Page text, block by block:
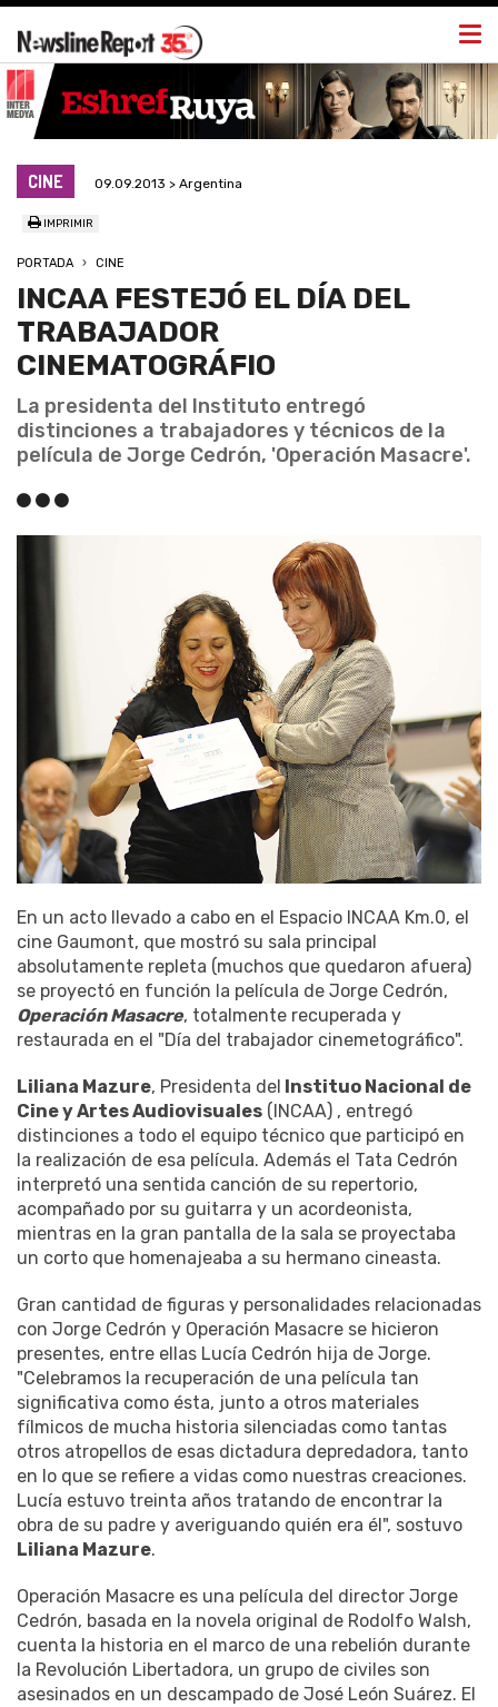
CINE 09.09.2013 > Argentina
IMPRIMIR
PORTADA CINE
INCAA FESTEJÓ EL DÍA DEL
TRABAJADOR
CINEMATOGRÁFIO
La presidenta del Instituto entregó
distinciones a trabajadores y técnicos de la
película de Jorge Cedrón, 'Operación Masacre'.
En un acto llevado a cabo en el Espacio INCAA Km.0, el
cine Gaumont, que mostró su sala principal
absolutamente repleta (muchos que quedaron afuera)
se proyectó en función la película de Jorge Cedrón,
Operación Masacre, totalmente recuperada y
restaurada en el "Día del trabajador cinemetográfico".
Liliana Mazure, Presidenta del Instituo Nacional de
Cine y Artes Audiovisuales (INCAA) , entregó
distinciones a todo el equipo técnico que participó en
la realización de esa película. Además el Tata Cedrón
interpretó una sentida canción de su repertorio,
acompañado por su guitarra y un acordeonista,
mientras en la gran pantalla de la sala se proyectaba
un corto que homenajeaba a su hermano cineasta.
Gran cantidad de figuras y personalidades relacionadas
con Jorge Cedrón y Operación Masacre se hicieron
presentes, entre ellas Lucía Cedrón hija de Jorge.
"Celebramos la recuperación de una película tan
significativa como ésta, junto a otros materiales
fílmicos de mucha historia silenciadas como tantas
otros atropellos de esas dictadura depredadora, tanto
en lo que se refiere a vidas como nuestras creaciones.
Lucía estuvo treinta años tratando de encontrar la
obra de su padre y averiguando quién era él", sostuvo
Liliana Mazure.
Operación Masacre es una película del director Jorge
Cedrón, basada en la novela original de Rodolfo Walsh,
cuenta la historia en el marco de una rebelión durante
la Revolución Libertadora, un grupo de civiles son
asesinados en un descampado de José León Suárez. El